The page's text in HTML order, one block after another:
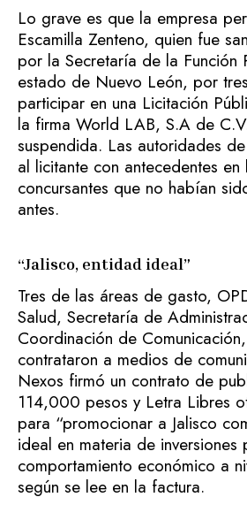
Lo grave es que la empresa
Escamilla Zenteno, quien fue
por la Secretaría de la Función
estado de Nuevo León, por
participar en una Licitación
la firma World LAB, S.A de
suspendida. Las autoridades
al licitante con antecedentes
concursantes que no habían
antes.
“Jalisco, entidad ideal”
Tres de las áreas de gasto,
Salud, Secretaría de
Coordinación de
contrataron a medios de
Nexos firmó un contrato de
114,000 pesos y Letra Libres
para “promocionar a Jalisco
ideal en materia de inversiones
comportamiento económico a
según se lee en la factura.